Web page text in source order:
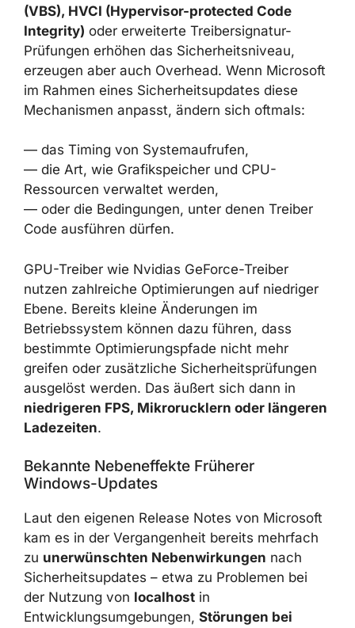
Moderne Sicherheitsfunktionen wieKernel-
Exploit-Schutz, Virtualization-Based
Security (VBS), HVCI (Hypervisor-protected
Code Integrity)oder erweiterte
Treibersignatur-Prüfungen erhöhen das
Overhead. Wenn Microsoft im Rahmen eines
Sicherheitsupdates diese Mechanismen
anpasst, ändern sich oftmals:
— das Timing von Systemaufrufen,
Ressourcen verwaltet werden,
— oder die Bedingungen, unter denen Treiber
Code ausführen dürfen.
GPU-Treiber wie Nvidias GeForce-Treiber
nutzen zahlreiche Optimierungen auf niedriger
Ebene. Bereits kleine Änderungen im
Betriebssystem können dazu führen, dass
bestimmte Optimierungspfade nicht mehr
ausgelöst werden. Das äußert sich dann in
niedrigeren FPS, Mikrorucklern oder
Bekannte Nebeneffekte Früherer
Windows-Updates
Laut den eigenen Release Notes von
Microsoft kam es in der Vergangenheit bereits